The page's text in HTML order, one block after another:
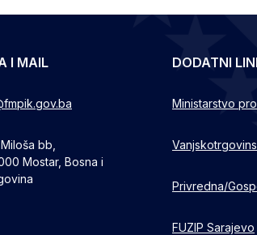
I MAIL
bb,
Mostar, Bosna i
DODATNI
Ministarstvo
Privredna/
FUZIP Sarajevo